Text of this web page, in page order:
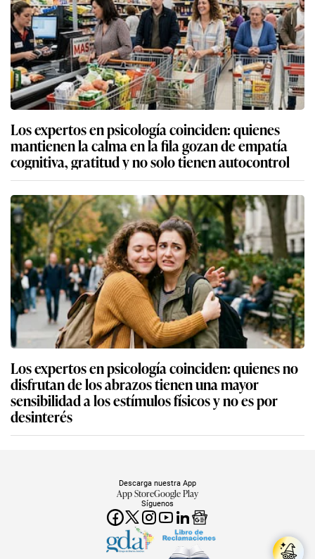
Los expertos en psicología coinciden: quienes
mantienen la calma en la fila gozan de empatía
cognitiva, gratitud y no solo tienen autocontrol
Los expertos en psicología coinciden: quienes no
disfrutan de los abrazos tienen una mayor
sensibilidad a los estímulos físicos y no es por
desinterés
Síguenos
Descarga nuestra App
App StoreGoogle Play